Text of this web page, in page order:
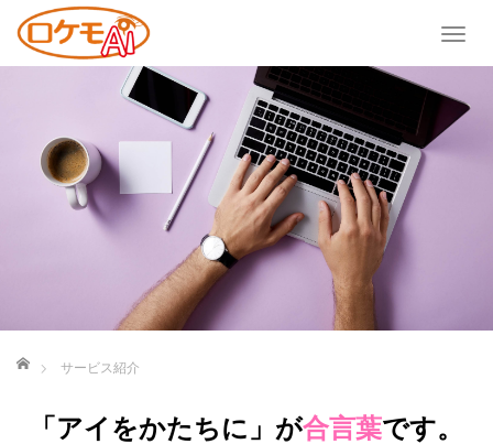
T
o
g
g
ホーム サービス紹介
「アイをかたちに」が合言葉です。